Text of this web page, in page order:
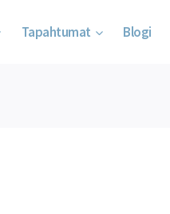
Tapahtumat Blogi